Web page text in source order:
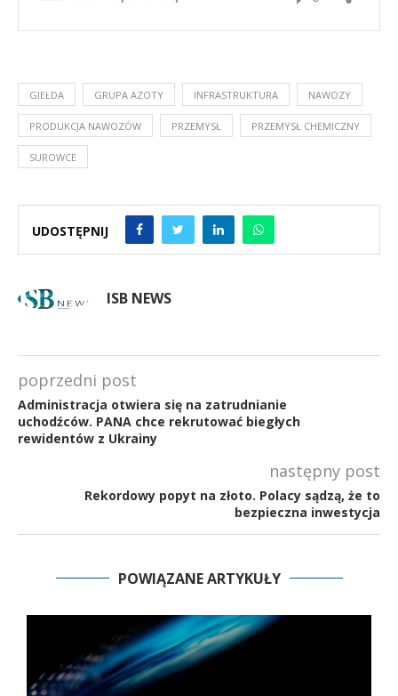
GIEŁDA GRUPA AZOTY INFRASTRUKTURA NAWOZY
PRODUKCJA NAWOZÓW PRZEMYSŁ PRZEMYSŁ CHEMICZNY
SUROWCE
UDOSTĘPNIJ
ISB NEWS
poprzedni post
Administracja otwiera się na zatrudnianie
uchodźców. PANA chce rekrutować biegłych
rewidentów z Ukrainy
następny post
Rekordowy popyt na złoto. Polacy sądzą, że to
bezpieczna inwestycja
POWIĄZANE ARTYKUŁY